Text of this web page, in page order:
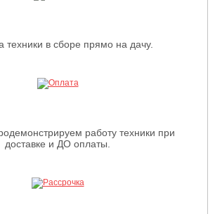
техники в сборе прямо на дачу.
работу техники при
доставке и ДО оплаты.